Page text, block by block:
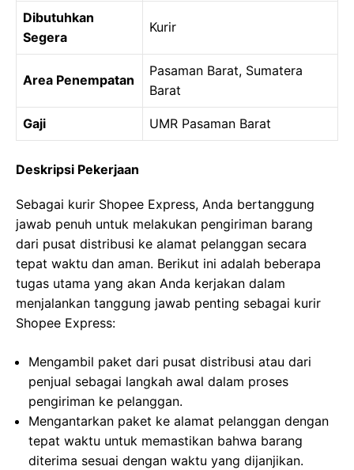
Dibutuhkan
Segera
Kurir
Area Penempatan
Pasaman Barat, Sumatera
Barat
Gaji UMR Pasaman Barat
Deskripsi Pekerjaan
Sebagai kurir Shopee Express, Anda bertanggung
jawab penuh untuk melakukan pengiriman barang
dari pusat distribusi ke alamat pelanggan secara
tepat waktu dan aman. Berikut ini adalah beberapa
tugas utama yang akan Anda kerjakan dalam
menjalankan tanggung jawab penting sebagai kurir
Shopee Express:
Mengambil paket dari pusat distribusi atau dari
penjual sebagai langkah awal dalam proses
pengiriman ke pelanggan.
Mengantarkan paket ke alamat pelanggan dengan
tepat waktu untuk memastikan bahwa barang
diterima sesuai dengan waktu yang dijanjikan.